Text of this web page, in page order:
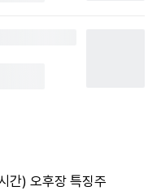
간) 오후장 특징주